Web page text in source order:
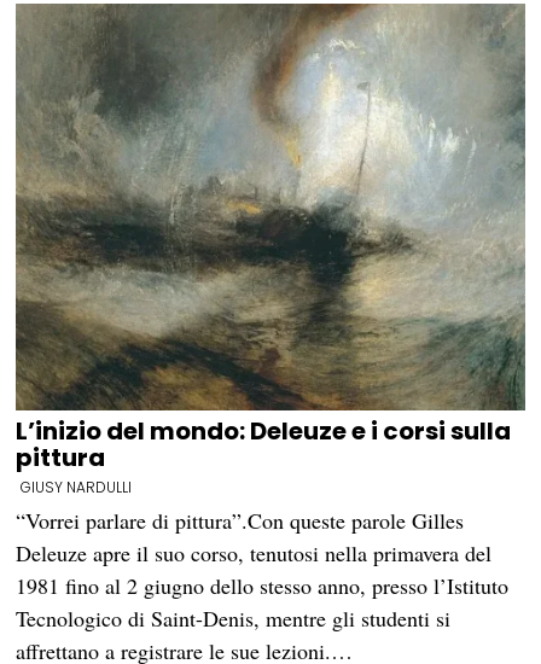
L’inizio del mondo: Deleuze e i corsi sulla
pittura
GIUSY NARDULLI
“Vorrei parlare di pittura”.Con queste parole Gilles
Deleuze apre il suo corso, tenutosi nella primavera del
1981 fino al 2 giugno dello stesso anno, presso l’Istituto
Tecnologico di Saint-Denis, mentre gli studenti si
affrettano a registrare le sue lezioni.…